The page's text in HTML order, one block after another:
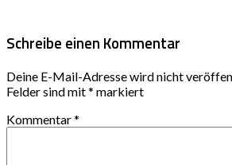
Schreibe einen Kommentar
Deine E-Mail-Adresse wird nicht
Felder sind mit* markiert
Kommentar*